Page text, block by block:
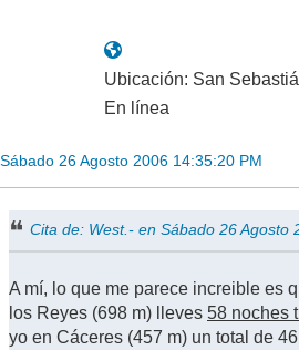
Ubicación: San
En línea
Sábado 26 Agosto 2006 14:35:20 PM
Cita de: West.- en Sábado 26 Agosto
A mí, lo que me parece increible es
los Reyes (698 m) lleves 58 noches
yo en Cáceres (457 m) un total de